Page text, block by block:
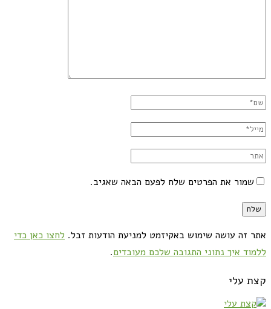
שמור את הפרטים שלח לפעם הבאה שאגיב.
אתר זה עושה שימוש באקיזמט למניעת הודעות זבל. לחצו כאן כדי
ללמוד איך נתוני התגובה שלכם מעובדים.
קצת עלי